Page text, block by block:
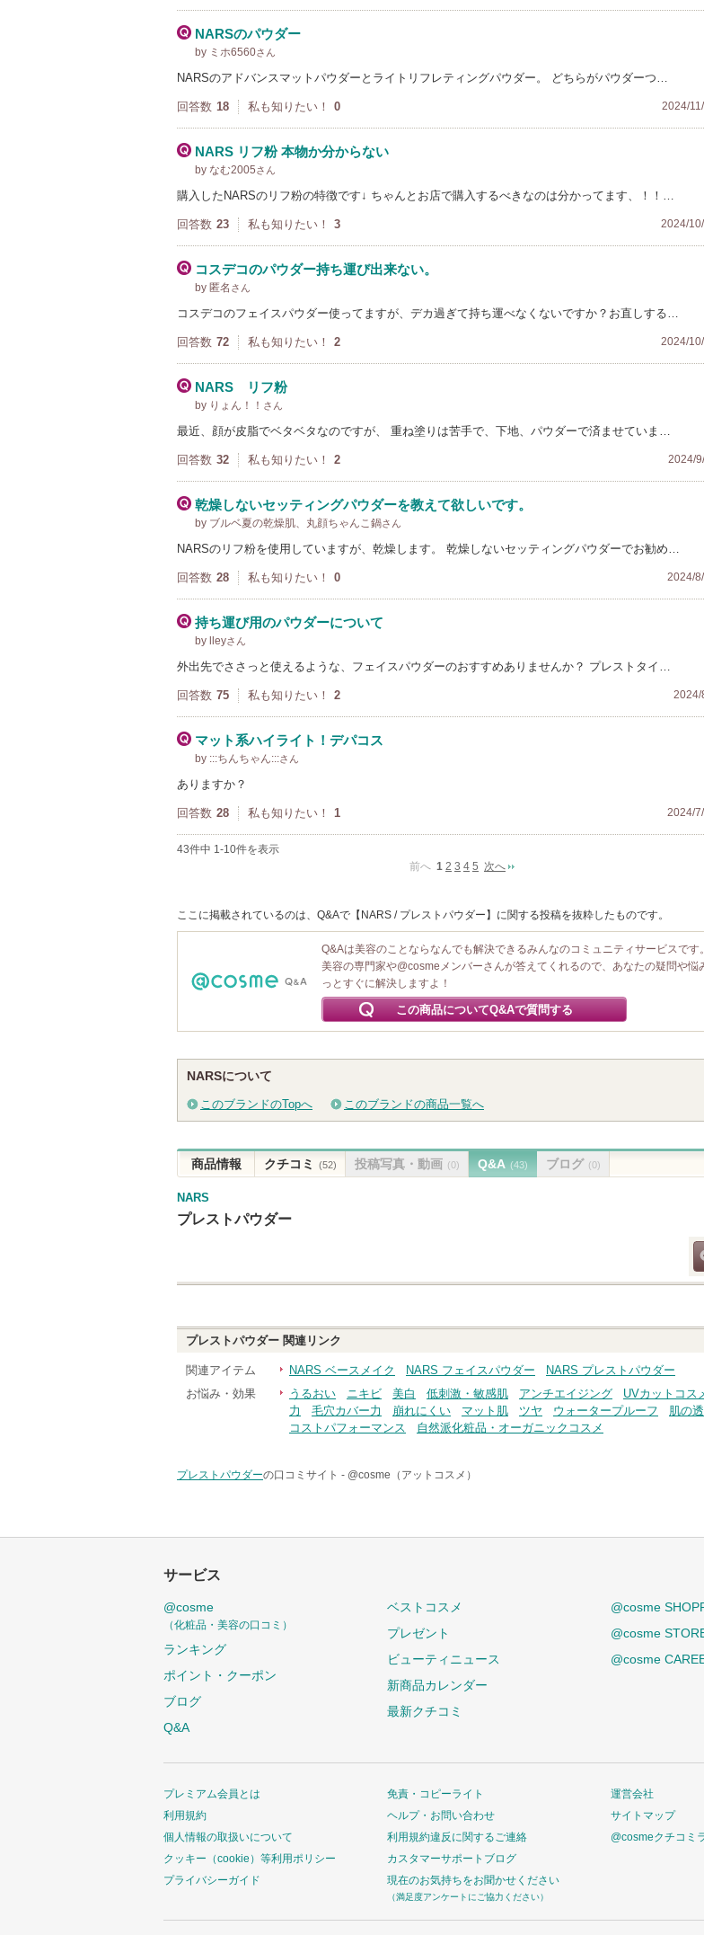
NARSのパウダー
by ミホ6560さん
NARSのアドバンスマットパウダーとライトリフレティングパウダー。 どちらがパウダーつ…
回答数 18 私も知りたい！ 0 2024/
NARS リフ粉 本物か分からない
by なむ2005さん
購入したNARSのリフ粉の特徴です↓ ちゃんとお店で購入するべきなのは分かってます、！！…
回答数 23 私も知りたい！ 3 2024/
コスデコのパウダー持ち運び出来ない。
by 匿名 さん
コスデコのフェイスパウダー使ってますが、デカ過ぎて持ち運べなくないですか？お直しする…
回答数 72 私も知りたい！ 2 2024/
NARS リフ粉
by りょん！！ さん
最近、顔が皮脂でベタベタなのですが、 重ね塗りは苦手で、下地、パウダーで済ませていま…
回答数 32 私も知りたい！ 2 2024/
乾燥しないセッティングパウダーを教えて欲しいです。
by ブルベ夏の乾燥肌、丸顔ちゃんこ鍋さん
NARSのリフ粉を使用していますが、乾燥します。 乾燥しないセッティングパウダーでお勧め…
回答数 28 私も知りたい！ 0 2024/
持ち運び用のパウダーについて
by lleyさん
外出先でささっと使えるような、フェイスパウダーのおすすめありませんか？ プレストタイ…
回答数 75 私も知りたい！ 2 2024/
マット系ハイライト！デパコス
by :::ちんちゃん:::さん
ありますか？
回答数 28 私も知りたい！ 1 2024/
43件中 1-10件を表示
前へ 1 2 3 4 5 次へ
ここに掲載されているのは、Q&Aで【NARS / プレストパウダー】に関する投稿を抜粋したものです。
Q&Aは美容のことならなんでも解決できるみんなのコミュニティサービスです。
美容の専門家や@cosmeメンバーさんが答えてくれるので、あなたの疑問や悩
っとすぐに解決しますよ！
この商品についてQ&Aで質問する
NARSについて
このブランドのTopへ このブランドの商品一覧へ
商品情報 クチコミ (52) 投稿写真・動画 (0) Q&A (43) ブログ (0)
NARS
プレストパウダー
プレストパウダー 関連リンク
関連アイテム NARS ベースメイク NARS フェイスパウダー
NARS プレストパウダー
お悩み・効果
うるおい ニキビ 美白 低刺激・敏感肌 アンチエイジング UVカットコス
力
毛穴カバー力 崩れにくい マット肌 ツヤ ウォータープルーフ 肌の
コストパフォーマンス
自然派化粧品・オーガニックコスメ
プレストパウダーの口コミサイト - @cosme（アットコスメ）
サービス
@cosme
（化粧品・美容の口コミ）
ランキング
ポイント・クーポン
ブログ
Q&A
ベストコスメ
プレゼント
ビューティニュース
新商品カレンダー
最新クチコミ
@cosme
@cosme
@cosme
プレミアム会員とは
利用規約
個人情報の取扱いについて
クッキー（cookie）等利用ポリシー
プライバシーガイド
免責・コピーライト
ヘルプ・お問い合わせ
利用規約違反に関するご連絡
カスタマーサポートブログ
現在のお気持ちをお聞かせください
（満足度アンケートにご協力ください）
運営会社
サイトマップ
@cosmeクチコミ